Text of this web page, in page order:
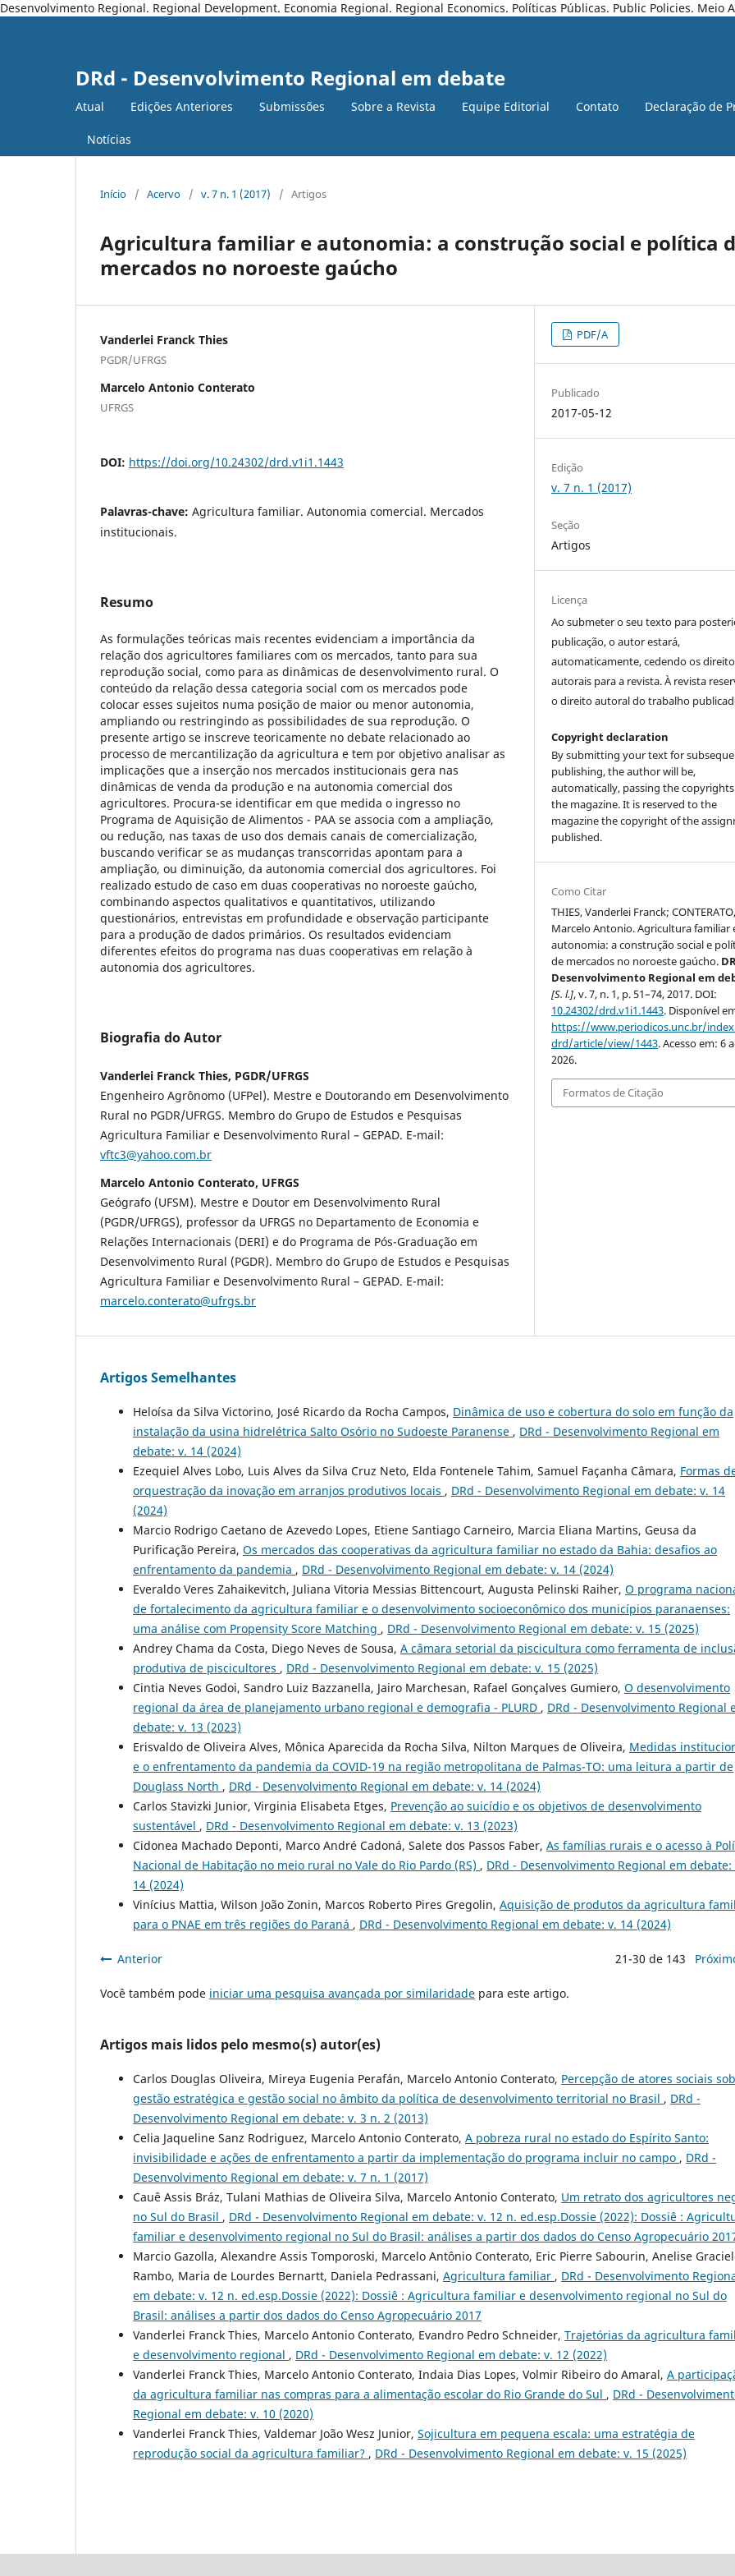
Desenvolvimento Regional. Regional Development. Economia Regional. Regional Economics. Políticas Públicas. Public Policies. Meio
DRd - Desenvolvimento Regional em debate
Atual Edições Anteriores Submissões Sobre a Revista Equipe Editorial Contato Declaração de
Notícias
Início / Acervo / v. 7 n. 1 (2017) / Artigos
Agricultura familiar e autonomia: a construção social e política
mercados no noroeste gaúcho
Vanderlei Franck Thies
PGDR/UFRGS
Marcelo Antonio Conterato
UFRGS
DOI: https://doi.org/10.24302/drd.v1i1.1443
Palavras-chave: Agricultura familiar. Autonomia comercial. Mercados
institucionais.
Resumo
As formulações teóricas mais recentes evidenciam a importância da
relação dos agricultores familiares com os mercados, tanto para sua
reprodução social, como para as dinâmicas de desenvolvimento rural. O
conteúdo da relação dessa categoria social com os mercados pode
colocar esses sujeitos numa posição de maior ou menor autonomia,
ampliando ou restringindo as possibilidades de sua reprodução. O
presente artigo se inscreve teoricamente no debate relacionado ao
processo de mercantilização da agricultura e tem por objetivo analisar as
implicações que a inserção nos mercados institucionais gera nas
dinâmicas de venda da produção e na autonomia comercial dos
agricultores. Procura-se identificar em que medida o ingresso no
Programa de Aquisição de Alimentos - PAA se associa com a ampliação,
ou redução, nas taxas de uso dos demais canais de comercialização,
buscando verificar se as mudanças transcorridas apontam para a
ampliação, ou diminuição, da autonomia comercial dos agricultores. Foi
realizado estudo de caso em duas cooperativas no noroeste gaúcho,
combinando aspectos qualitativos e quantitativos, utilizando
questionários, entrevistas em profundidade e observação participante
para a produção de dados primários. Os resultados evidenciam
diferentes efeitos do programa nas duas cooperativas em relação à
autonomia dos agricultores.
Biografia do Autor
Vanderlei Franck Thies, PGDR/UFRGS
Engenheiro Agrônomo (UFPel). Mestre e Doutorando em Desenvolvimento
Rural no PGDR/UFRGS. Membro do Grupo de Estudos e Pesquisas
Agricultura Familiar e Desenvolvimento Rural – GEPAD. E-mail:
vftc3@yahoo.com.br
Marcelo Antonio Conterato, UFRGS
Geógrafo (UFSM). Mestre e Doutor em Desenvolvimento Rural
(PGDR/UFRGS), professor da UFRGS no Departamento de Economia e
Relações Internacionais (DERI) e do Programa de Pós-Graduação em
Desenvolvimento Rural (PGDR). Membro do Grupo de Estudos e Pesquisas
Agricultura Familiar e Desenvolvimento Rural – GEPAD. E-mail:
marcelo.conterato@ufrgs.br
PDF/A
Publicado
2017-05-12
Edição
v. 7 n. 1 (2017)
Seção
Artigos
Licença
Ao submeter o seu texto para
publicação, o autor estará,
automaticamente, cedendo os
autorais para a revista. À revista
o direito autoral do trabalho
Copyright declaration
By submitting your text for
publishing, the author will be,
automatically, passing the
the magazine. It is reserved to the
magazine the copyright of the
published.
Como Citar
THIES, Vanderlei Franck; CONTERATO,
Marcelo Antonio. Agricultura familiar
autonomia: a construção social e
de mercados no noroeste gaúcho.
Desenvolvimento Regional em
[S. l.], v. 7, n. 1, p. 51–74, 2017. DOI:
10.24302/drd.v1i1.1443. Disponível
https://www.periodicos.unc.br/
drd/article/view/1443. Acesso em: 6
2026.
Formatos de Citação
Artigos Semelhantes
Heloísa da Silva Victorino, José Ricardo da Rocha Campos, Dinâmica de uso e cobertura do solo em função da
instalação da usina hidrelétrica Salto Osório no Sudoeste Paranense , DRd - Desenvolvimento Regional em
debate: v. 14 (2024)
Ezequiel Alves Lobo, Luis Alves da Silva Cruz Neto, Elda Fontenele Tahim, Samuel Façanha Câmara, Formas
orquestração da inovação em arranjos produtivos locais , DRd - Desenvolvimento Regional em debate: v. 14
(2024)
Marcio Rodrigo Caetano de Azevedo Lopes, Etiene Santiago Carneiro, Marcia Eliana Martins, Geusa da
Purificação Pereira, Os mercados das cooperativas da agricultura familiar no estado da Bahia: desafios ao
enfrentamento da pandemia , DRd - Desenvolvimento Regional em debate: v. 14 (2024)
Everaldo Veres Zahaikevitch, Juliana Vitoria Messias Bittencourt, Augusta Pelinski Raiher, O programa
de fortalecimento da agricultura familiar e o desenvolvimento socioeconômico dos municípios paranaenses:
uma análise com Propensity Score Matching , DRd - Desenvolvimento Regional em debate: v. 15 (2025)
Andrey Chama da Costa, Diego Neves de Sousa, A câmara setorial da piscicultura como ferramenta de
produtiva de piscicultores , DRd - Desenvolvimento Regional em debate: v. 15 (2025)
Cintia Neves Godoi, Sandro Luiz Bazzanella, Jairo Marchesan, Rafael Gonçalves Gumiero, O desenvolvimento
regional da área de planejamento urbano regional e demografia - PLURD , DRd - Desenvolvimento Regional
debate: v. 13 (2023)
Erisvaldo de Oliveira Alves, Mônica Aparecida da Rocha Silva, Nilton Marques de Oliveira, Medidas
e o enfrentamento da pandemia da COVID-19 na região metropolitana de Palmas-TO: uma leitura a partir de
Douglass North , DRd - Desenvolvimento Regional em debate: v. 14 (2024)
Carlos Stavizki Junior, Virginia Elisabeta Etges, Prevenção ao suicídio e os objetivos de desenvolvimento
sustentável , DRd - Desenvolvimento Regional em debate: v. 13 (2023)
Cidonea Machado Deponti, Marco André Cadoná, Salete dos Passos Faber, As famílias rurais e o acesso à
Nacional de Habitação no meio rural no Vale do Rio Pardo (RS) , DRd - Desenvolvimento Regional em debate:
14 (2024)
Vinícius Mattia, Wilson João Zonin, Marcos Roberto Pires Gregolin, Aquisição de produtos da agricultura
para o PNAE em três regiões do Paraná , DRd - Desenvolvimento Regional em debate: v. 14 (2024)
Anterior 21-30 de 143
Você também pode iniciar uma pesquisa avançada por similaridade para este artigo.
Artigos mais lidos pelo mesmo(s) autor(es)
Carlos Douglas Oliveira, Mireya Eugenia Perafán, Marcelo Antonio Conterato, Percepção de atores sociais
gestão estratégica e gestão social no âmbito da política de desenvolvimento territorial no Brasil , DRd -
Desenvolvimento Regional em debate: v. 3 n. 2 (2013)
Celia Jaqueline Sanz Rodriguez, Marcelo Antonio Conterato, A pobreza rural no estado do Espírito Santo:
invisibilidade e ações de enfrentamento a partir da implementação do programa incluir no campo , DRd -
Desenvolvimento Regional em debate: v. 7 n. 1 (2017)
Cauê Assis Bráz, Tulani Mathias de Oliveira Silva, Marcelo Antonio Conterato, Um retrato dos agricultores
no Sul do Brasil , DRd - Desenvolvimento Regional em debate: v. 12 n. ed.esp.Dossie (2022): Dossiê :
familiar e desenvolvimento regional no Sul do Brasil: análises a partir dos dados do Censo Agropecuário
Marcio Gazolla, Alexandre Assis Tomporoski, Marcelo Antônio Conterato, Eric Pierre Sabourin, Anelise
Rambo, Maria de Lourdes Bernartt, Daniela Pedrassani, Agricultura familiar , DRd - Desenvolvimento
em debate: v. 12 n. ed.esp.Dossie (2022): Dossiê : Agricultura familiar e desenvolvimento regional no Sul do
Brasil: análises a partir dos dados do Censo Agropecuário 2017
Vanderlei Franck Thies, Marcelo Antonio Conterato, Evandro Pedro Schneider, Trajetórias da agricultura
e desenvolvimento regional , DRd - Desenvolvimento Regional em debate: v. 12 (2022)
Vanderlei Franck Thies, Marcelo Antonio Conterato, Indaia Dias Lopes, Volmir Ribeiro do Amaral, A
da agricultura familiar nas compras para a alimentação escolar do Rio Grande do Sul , DRd -
Regional em debate: v. 10 (2020)
Vanderlei Franck Thies, Valdemar João Wesz Junior, Sojicultura em pequena escala: uma estratégia de
reprodução social da agricultura familiar? , DRd - Desenvolvimento Regional em debate: v. 15 (2025)